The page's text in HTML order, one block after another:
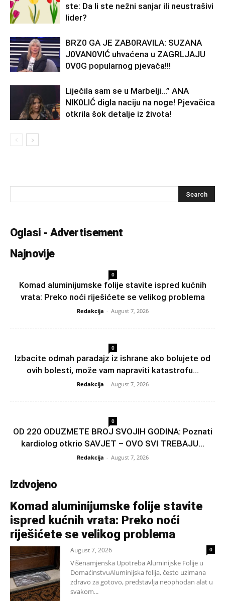
ste: Da li ste nežni sanjar ili neustrašivi
lider?
BRZ0 GA JE ZAB0RAVlLA: SUZANA
J0VAN0VIĆ uhvaćena u ZAGRLJAJU
0V0G popularnog pjevača!!!
Liječila sam se u Marbelji…” ANA
NlK0LlĆ digla naciju na noge! Pjevačica
otkrila šok detalje iz života!
Oglasi - Advertisement
Najnovije
0
Komad aluminijumske folije stavite ispred kućnih
vrata: Preko noći riješićete se velikog problema
Redakcija - August 7, 2026
0
Izbacite odmah paradajz iz ishrane ako bolujete od
ovih bolesti, može vam napraviti katastrofu...
Redakcija - August 7, 2026
0
OD 220 ODUZMETE BROJ SVOJIH GODINA: Poznati
kardiolog otkrio SAVJET – OVO SVI TREBAJU...
Redakcija - August 7, 2026
Izdvojeno
Komad aluminijumske folije stavite
ispred kućnih vrata: Preko noći
riješićete se velikog problema
August 7, 2026 0
Višenamjenska Upotreba Aluminijske Folije u
DomaćinstvuAluminijska folija, često uzimana
zdravo za gotovo, predstavlja neophodan alat u
svakom...